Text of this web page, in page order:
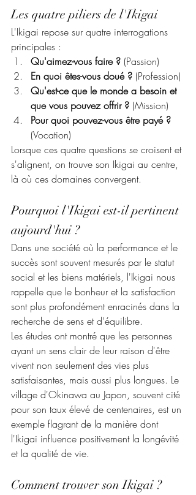
Les quatre piliers de l'Ikigai
L'Ikigai repose sur quatre interrogations
principales :
Qu'aimez-vous faire ? (Passion)
En quoi êtes-vous doué ? (Profession)
Qu'est-ce que le monde a besoin et
que vous pouvez offrir ? (Mission)
Pour quoi pouvez-vous être payé ?
(Vocation)
Lorsque ces quatre questions se croisent et
s'alignent, on trouve son Ikigai au centre,
là où ces domaines convergent.
Pourquoi l'Ikigai est-il pertinent
aujourd'hui ?
Dans une société où la performance et le
succès sont souvent mesurés par le statut
social et les biens matériels, l'Ikigai nous
rappelle que le bonheur et la satisfaction
sont plus profondément enracinés dans la
recherche de sens et d'équilibre.
Les études ont montré que les personnes
ayant un sens clair de leur raison d'être
vivent non seulement des vies plus
satisfaisantes, mais aussi plus longues. Le
village d'Okinawa au Japon, souvent cité
pour son taux élevé de centenaires, est un
exemple flagrant de la manière dont
l'Ikigai influence positivement la longévité
et la qualité de vie.
Comment trouver son Ikigai ?